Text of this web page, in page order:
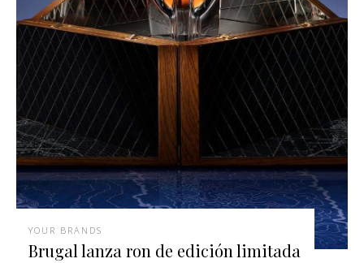
YOUR BRANDS
Brugal lanza ron de edición limitada